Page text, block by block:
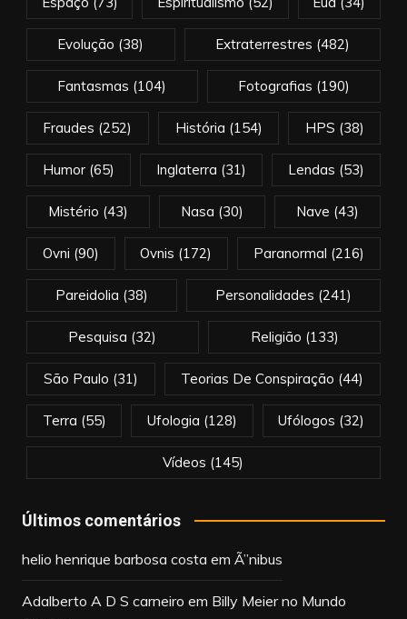
Evolução (38) Extraterrestres (482)
Fantasmas (104) Fotografias (190)
Fraudes (252) História (154) HPS (38)
Humor(65) Inglaterra (31) Lendas (53)
Mistério (43) Nasa (30) Nave (43)
Ovni (90) Ovnis (172) Paranormal (216)
Pareidolia (38) Personalidades (241)
Pesquisa (32) Religião (133)
São Paulo (31) Teorias De Conspiração (44)
Terra (55) Ufologia (128) Ufólogos (32)
Vídeos (145)
Últimos comentários
helio henrique barbosa costa em Ã”nibus
Adalberto A D S carneiro em Billy Meier no Mundo